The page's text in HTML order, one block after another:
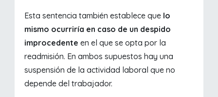
Esta sentencia también establece que lo
mismo ocurriría en caso de un despido
improcedente en el que se opta por la
readmisión. En ambos supuestos hay una
suspensión de la actividad laboral que no
depende del trabajador.